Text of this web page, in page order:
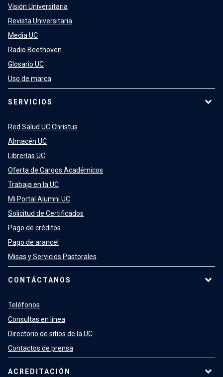
Visión Universitaria
Revista Universitaria
Media UC
Radio Beethoven
Glosario UC
Uso de marca
SERVICIOS
Red Salud UC Christus
Almacén UC
Librerías UC
Oferta de Cargos Académicos
Trabaja en la UC
Mi Portal Alumni UC
Solicitud de Certificados
Pago de créditos
Pago de arancel
Misas y Servicios Pastorales
CONTÁCTANOS
Teléfonos
Consultas en línea
Directorio de sitios de la UC
Contactos de prensa
ACREDITACIÓN